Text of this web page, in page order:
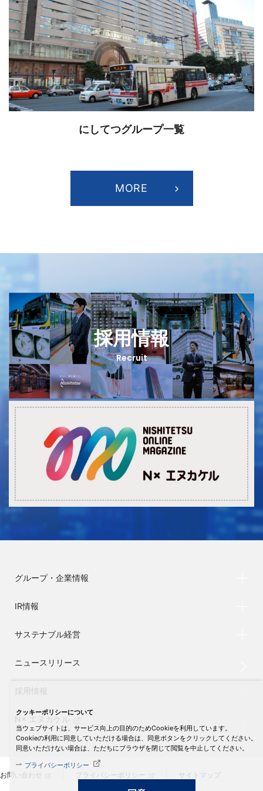
にしてつグループ一覧
MORE
採用情報
Recruit
クッキーポリシーについて
当ウェブサイトは、サービス向上の目的のためCookieを利用しています。
Cookieの利用に同意していただける場合は、同意ボタンをクリックしてください。
同意いただけない場合は、ただちにブラウザを閉じて閲覧を中止してください。
プライバシーポリシー
グループ・企業情報
IR情報
サステナブル経営
ニュースリリース
採用情報
N× エヌカケル
お問い合わせ プライバシーポリシー サイトマップ